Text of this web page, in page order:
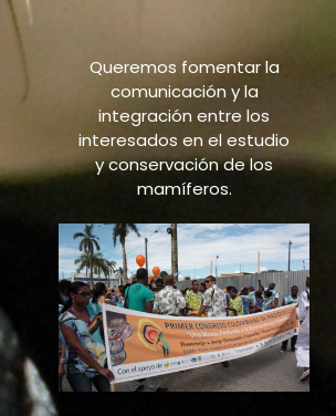
Queremos fomentar la
comunicación y la
integración entre los
interesados en el estudio
y conservación de los
mamíferos.